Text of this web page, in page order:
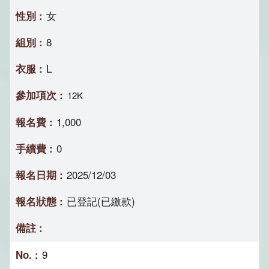
女
8
L
12K
1,000
0
2025/12/03
已登記(已繳款)
9